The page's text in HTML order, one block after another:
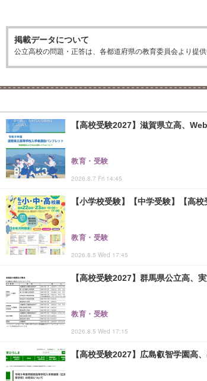
掲載データについて
公立高校の問題・正答は、各都道府県の教育委員会より提
【高校受験2027】滋賀県立高、
教育・受験
2026.8.7 Fri 14:45
【小学校受験】【中学受験】【高
教育・受験
2026.8.5 Wed 17:45
【高校受験2027】群馬県公立高、
教育・受験
2026.8.5 Wed 17:15
【高校受験2027】広島叡智学園高